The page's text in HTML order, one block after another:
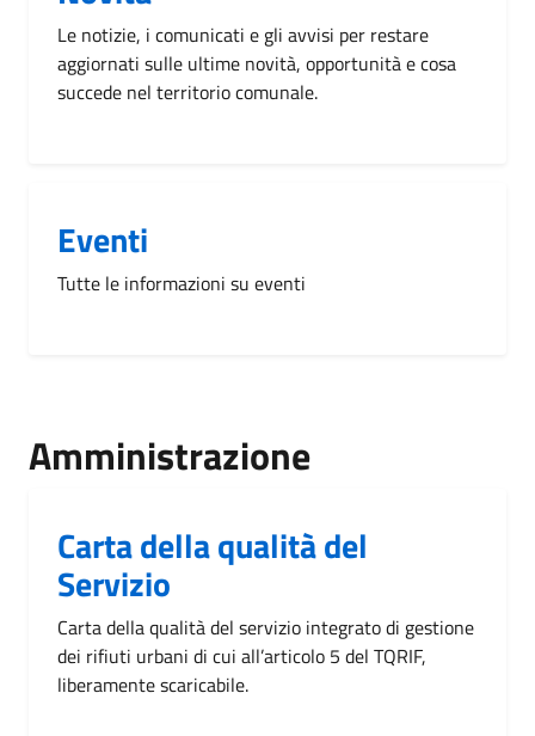
Le notizie, i comunicati e gli avvisi per restare
aggiornati sulle ultime novità, opportunità e cosa
succede nel territorio comunale.
Eventi
Tutte le informazioni su eventi
Amministrazione
Carta della qualità del
Servizio
Carta della qualità del servizio integrato di gestione
dei rifiuti urbani di cui all’articolo 5 del TQRIF,
liberamente scaricabile.